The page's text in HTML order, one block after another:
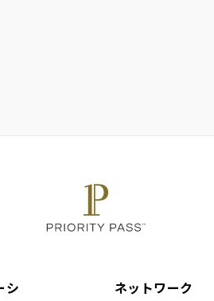
シ
ネットワーク